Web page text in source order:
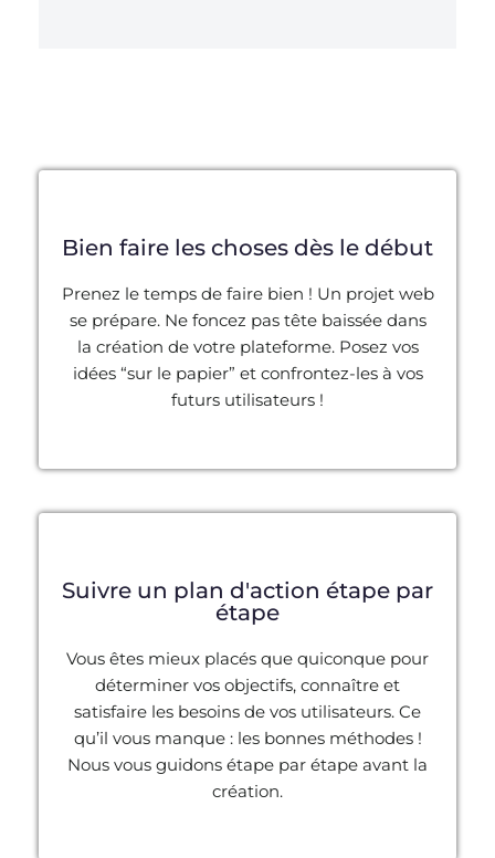
Bien faire les choses dès le début
Prenez le temps de faire bien ! Un projet web
se prépare. Ne foncez pas tête baissée dans
la création de votre plateforme. Posez vos
idées “sur le papier” et confrontez-les à vos
futurs utilisateurs !
Suivre un plan d'action étape par
étape
Vous êtes mieux placés que quiconque pour
déterminer vos objectifs, connaître et
satisfaire les besoins de vos utilisateurs. Ce
qu’il vous manque : les bonnes méthodes !
Nous vous guidons étape par étape avant la
création.